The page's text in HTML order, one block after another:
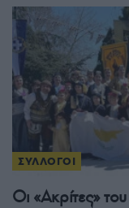
ΣΥΛΛΟΓΟΙ
Οι «Ακρίτες»